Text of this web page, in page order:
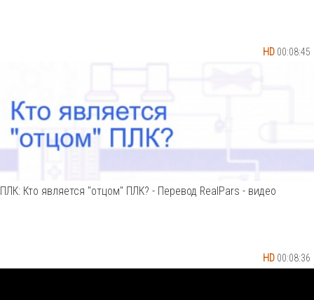
HD 00:08:45
HD 00:08:36
ПЛК: Кто является "отцом" ПЛК? - Перевод RealPars - видео